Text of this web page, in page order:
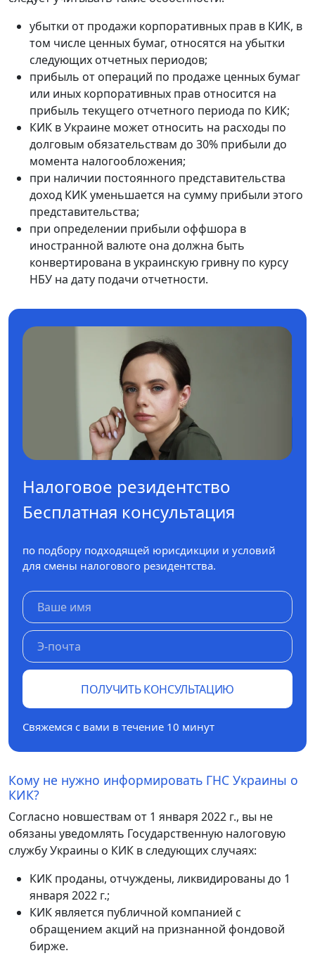
убытки от продажи корпоративных прав в КИК, в
том числе ценных бумаг, относятся на убытки
следующих отчетных периодов;
прибыль от операций по продаже ценных бумаг
или иных корпоративных прав относится на
прибыль текущего отчетного периода по КИК;
КИК в Украине может относить на расходы по
долговым обязательствам до 30% прибыли до
момента налогообложения;
при наличии постоянного представительства
доход КИК уменьшается на сумму прибыли этого
представительства;
при определении прибыли оффшора в
иностранной валюте она должна быть
конвертирована в украинскую гривну по курсу
НБУ на дату подачи отчетности.
Налоговое резидентство
Бесплатная консультация
по подбору подходящей юрисдикции и условий
для смены налогового резидентства.
ПОЛУЧИТЬ КОНСУЛЬТАЦИЮ
Свяжемся с вами в течение 10 минут
Кому не нужно информировать ГНС Украины о
КИК?
Согласно новшествам от 1 января 2022 г., вы не
обязаны уведомлять Государственную налоговую
службу Украины о КИК в следующих случаях:
КИК проданы, отчуждены, ликвидированы до 1
января 2022 г.;
КИК является публичной компанией с
обращением акций на признанной фондовой
бирже.